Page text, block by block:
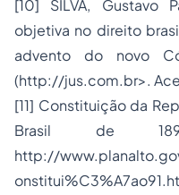
[10] SILVA, Gustavo
objetiva no direito
advento do novo
(http://jus.com.br>.
[11] Constituição da
Brasil de
http://